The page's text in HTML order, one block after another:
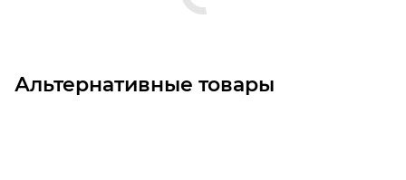
Альтернативные товары